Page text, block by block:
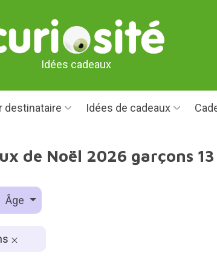
Idées cadeaux
destinataire Idées de cadeaux
de Noël 2026 garçons
Âge